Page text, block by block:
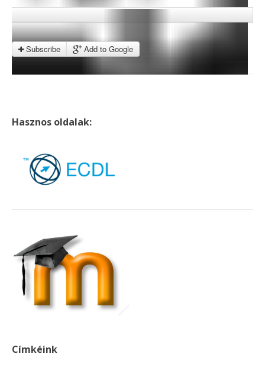
13:00
14:00
15:00
20:00
21:00
Subscribe Add to Google
Hasznos oldalak:
Címkéink